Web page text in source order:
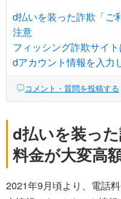
d払いを装った詐欺「ご
注意
フィッシング詐欺サイ
dアカウント情報を入力
コメント・質問を投稿する
d払いを装っ
料金が大変高
2021年9月頃より、電話